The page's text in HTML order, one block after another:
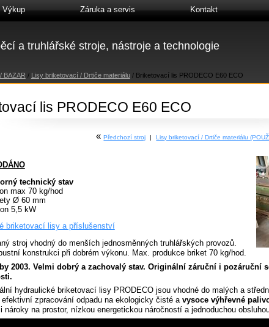
Výkup Záruka a servis Kontakt
a truhlářské stroje, nástroje a technologie
BAZAR / Lisy briketovací / Drtiče materiálu / Briketovací lis PRODECO E60 ECO
lis PRODECO E60 ECO
«Předchozí stroj | Lisy briketovací / Drtiče materiálu
technický stav
max 70 kg/hod
Ø 60 mm
5,5 kW
briketovací lisy a příslušenství
stroj vhodný do menších jednosměnných truhlářských provozů.
konstrukci při dobrém výkonu. Max. produkce briket 70 kg/hod.
2003. Velmi dobrý a zachovalý stav. Originální záruční i pozáruční
hydraulické briketovací lisy PRODECO jsou vhodné do malých a
efektivní zpracování odpadu na ekologicky čisté avysoce výhřevné
nároky na prostor, nízkou energetickou náročností a jednoduchou